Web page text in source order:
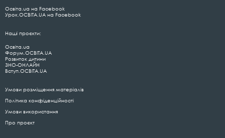
Освіта.ua на Facebook
Урок.ОСВІТА.UA на Facebook
Наші проєкти:
Освіта.ua
Форум.ОСВІТА.UA
Розвиток дитини
ЗНО-ОНЛАЙН
Вступ.ОСВІТА.UA
Умови розміщення матеріалів
Політика конфіденційності
Умови використання
Про проєкт